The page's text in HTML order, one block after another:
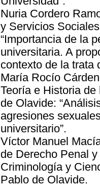
Nuria Cordero
y Servicios
“Importancia de la
universitaria. A
contexto de la trata
María Rocío
Teoría e Historia
de Olavide:
agresiones
universitario”.
Víctor Manuel
de Derecho Penal
Criminología y
Pablo de Olavide.